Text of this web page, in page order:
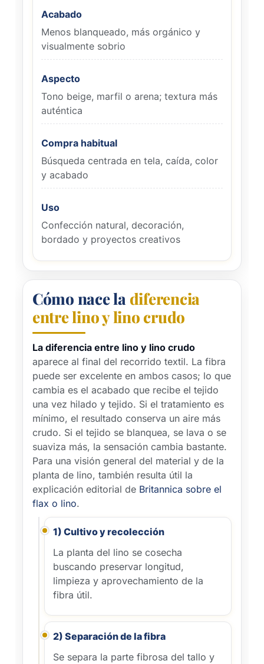
Acabado
Menos blanqueado, más orgánico y
visualmente sobrio
Aspecto
Tono beige, marfil o arena; textura más
auténtica
Compra habitual
Búsqueda centrada en tela, caída, color
y acabado
Uso
Confección natural, decoración,
bordado y proyectos creativos
Cómo nace la diferencia
entre lino y lino crudo
La diferencia entre lino y lino crudo
aparece al final del recorrido textil. La fibra
puede ser excelente en ambos casos; lo que
cambia es el acabado que recibe el tejido
una vez hilado y tejido. Si el tratamiento es
mínimo, el resultado conserva un aire más
crudo. Si el tejido se blanquea, se lava o se
suaviza más, la sensación cambia bastante.
Para una visión general del material y de la
planta de lino, también resulta útil la
explicación editorial de Britannica sobre el
flax o lino.
1) Cultivo y recolección
La planta del lino se cosecha
buscando preservar longitud,
limpieza y aprovechamiento de la
fibra útil.
2) Separación de la fibra
Se separa la parte fibrosa del tallo y